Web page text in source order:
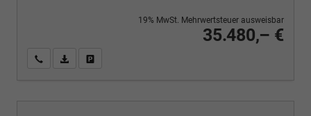
35.480,– €
19% MwSt. Mehrwertsteuer ausweisbar
Wir rufen Sie anPDF-Fahrzeugexposé drucken